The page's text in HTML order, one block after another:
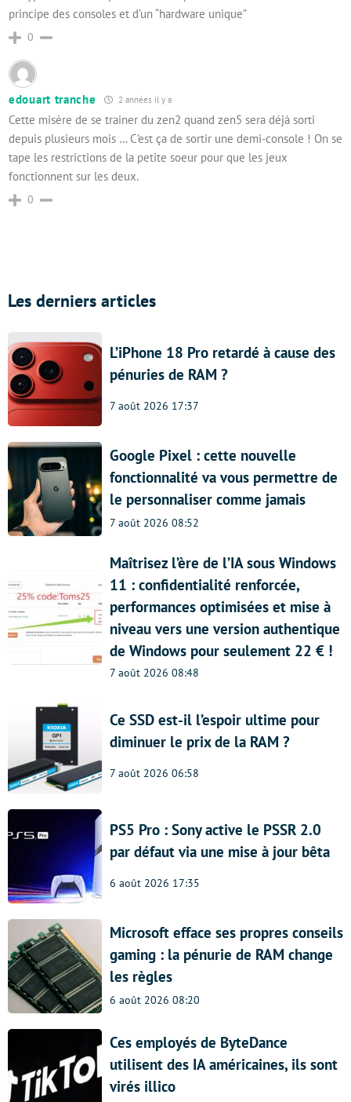
principe des consoles et d’un “hardware unique”
0
edouart tranche 2 années il y a
Cette misère de se trainer du zen2 quand zen5 sera déjà sorti
depuis plusieurs mois … C’est ça de sortir une demi-console ! On se
tape les restrictions de la petite soeur pour que les jeux
fonctionnent sur les deux.
0
Les derniers articles
L’iPhone 18 Pro retardé à cause des
pénuries de RAM ?
7 août 2026 17:37
Google Pixel : cette nouvelle
fonctionnalité va vous permettre de
le personnaliser comme jamais
7 août 2026 08:52
Maîtrisez l’ère de l’IA sous Windows
11 : confidentialité renforcée,
performances optimisées et mise à
niveau vers une version authentique
de Windows pour seulement 22 € !
7 août 2026 08:48
Ce SSD est-il l’espoir ultime pour
diminuer le prix de la RAM ?
7 août 2026 06:58
PS5 Pro : Sony active le PSSR 2.0
par défaut via une mise à jour bêta
6 août 2026 17:35
Microsoft efface ses propres conseils
gaming : la pénurie de RAM change
les règles
6 août 2026 08:20
Ces employés de ByteDance
utilisent des IA américaines, ils sont
virés illico